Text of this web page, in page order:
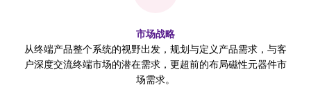
市场战略
从终端产品整个系统的视野出发，规划与定义产品需求，与客
户深度交流终端市场的潜在需求，更超前的布局磁性元器件市
场需求。